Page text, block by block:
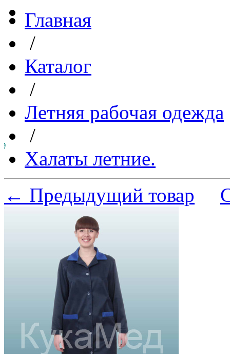
Главная
/
Каталог
/
Летняя рабочая одежда
/
Халаты летние.
← Предыдущий товар